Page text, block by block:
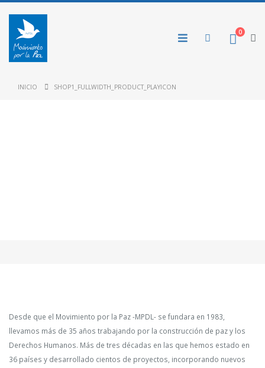
0
INICIO SHOP1_FULLWIDTH_PRODUCT_PLAYICON
Desde que el Movimiento por la Paz -MPDL- se fundara en 1983,
llevamos más de 35 años trabajando por la construcción de paz y los
Derechos Humanos. Más de tres décadas en las que hemos estado en
36 países y desarrollado cientos de proyectos, incorporando nuevos